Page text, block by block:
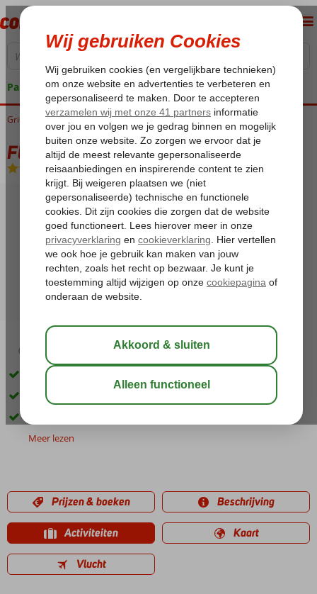
Pakketgarantie
Home
Griekenland Rhodos Rhodos-Stad Fly & Go Majestic Hotel
Fly & Go Majestic Hotel
Auto Categorie A-Hotel
03:45 aug 32°C
Inclusief huurauto
U verblijft op basis van Logies
Meer lezen
Prijzen & boeken Beschrijving
Activiteiten Kaart
Vlucht